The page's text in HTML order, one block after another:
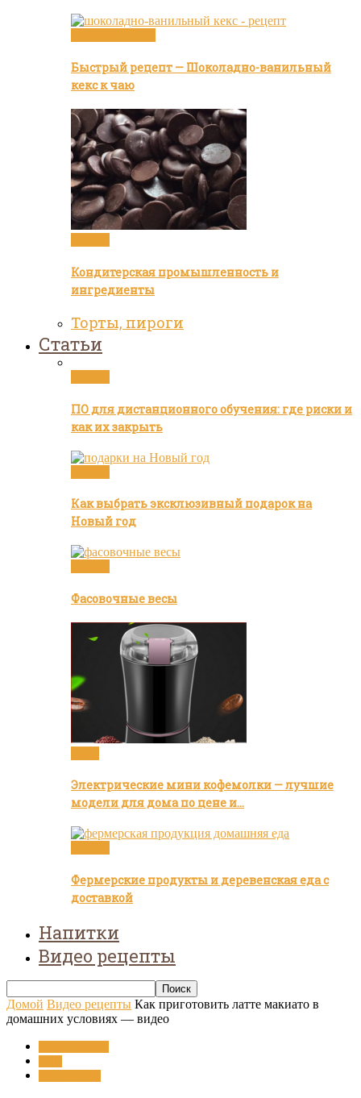
Быстрый рецепт — Шоколадно-ванильный
кекс к чаю
Кондитерская промышленность и
ингредиенты
Торты, пироги
Статьи
ПО для дистанционного обучения: где риски и
как их закрыть
Как выбрать эксклюзивный подарок на
Новый год
Фасовочные весы
Электрические мини кофемолки — лучшие
модели для дома по цене и…
Фермерские продукты и деревенская еда с
доставкой
Напитки
Видео рецепты
Домой Видео рецепты Как приготовить латте макиато в
домашних условиях — видео